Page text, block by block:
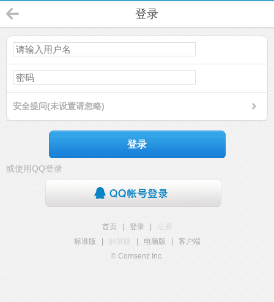
登录
安全提问(未设置请忽略)
登录
或使用QQ登录
首页 登录
注册
标准版
触屏版 电脑版
客户端
© Comsenz Inc.